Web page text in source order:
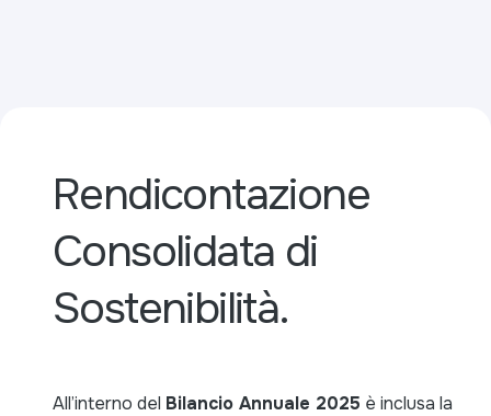
Rendicontazione
Consolidata di
Sostenibilità.
All’interno del Bilancio Annuale 2025 è inclusa la